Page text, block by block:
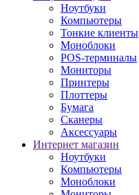
Ноутбуки
Компьютеры
Тонкие клиенты
Моноблоки
POS-терминалы
Мониторы
Принтеры
Плоттеры
Бумага
Сканеры
Аксессуары
Интернет магазин
Ноутбуки
Компьютеры
Моноблоки